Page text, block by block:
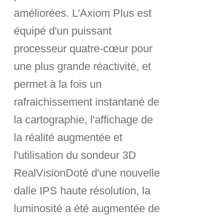
améliorées. L'Axiom Plus est
équipé d'un puissant
processeur quatre-cœur pour
une plus grande réactivité, et
permet à la fois un
rafraichissement instantané de
la cartographie, l'affichage de
la réalité augmentée et
l'utilisation du sondeur 3D
RealVisionDoté d'une nouvelle
dalle IPS haute résolution, la
luminosité a été augmentée de